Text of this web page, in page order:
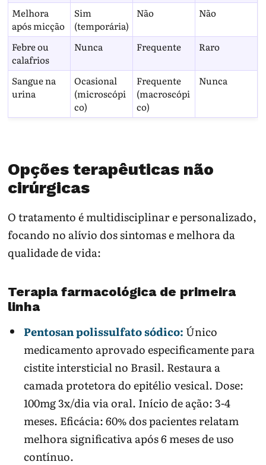
Melhora
após micção
Sim
(temporária)
Não Não
Febre ou
calafrios
Nunca Frequente Raro
Sangue na
urina
Ocasional
(microscópi
co)
Frequente
(macroscópi
co)
Nunca
Opções terapêuticas não
cirúrgicas
O tratamento é multidisciplinar e personalizado,
focando no alívio dos sintomas e melhora da
qualidade de vida:
Terapia farmacológica de primeira
linha
Pentosan polissulfato sódico: Único
medicamento aprovado especificamente para
cistite intersticial no Brasil. Restaura a
camada protetora do epitélio vesical. Dose:
100mg 3x/dia via oral. Início de ação: 3-4
meses. Eficácia: 60% dos pacientes relatam
melhora significativa após 6 meses de uso
contínuo.